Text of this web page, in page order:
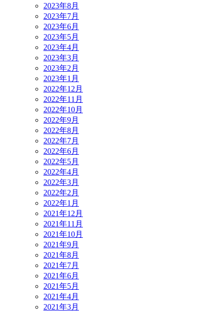
2023年8月
2023年7月
2023年6月
2023年5月
2023年4月
2023年3月
2023年2月
2023年1月
2022年12月
2022年11月
2022年10月
2022年9月
2022年8月
2022年7月
2022年6月
2022年5月
2022年4月
2022年3月
2022年2月
2022年1月
2021年12月
2021年11月
2021年10月
2021年9月
2021年8月
2021年7月
2021年6月
2021年5月
2021年4月
2021年3月